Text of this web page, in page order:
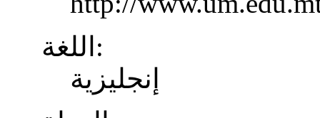
اللغة:
إنجليزية